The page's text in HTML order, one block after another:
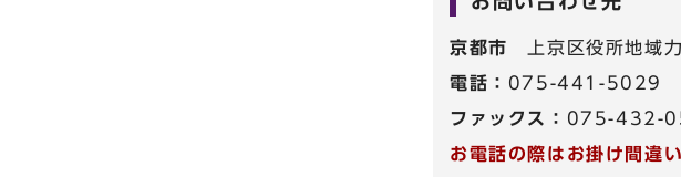
京都市
上京区役所地域
電話： 075-441-5029
ファックス： 075-432-
お電話の際はお掛け間違